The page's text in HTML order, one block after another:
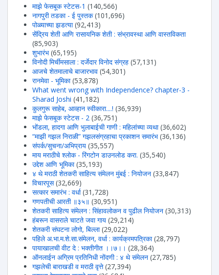
माझे फेसबूक स्टेटस-1 (140,566)
नागपुरी तडका - ई पुस्तक (101,696)
पोळ्याच्या झडत्या (92,413)
सेंद्रिय शेती आणि रासायनिक शेती : संभ्रावस्था आणि वास्तविकता
(85,903)
शुभारंभ (65,195)
विनोदी मिर्चीमसाला : दर्जेदार विनोद संग्रह (57,131)
आजचे शेतमालाचे बाजारभाव (54,301)
रानमेवा - भूमिका (53,878)
What went wrong with Independence? chapter-3 -
Sharad Joshi (41,182)
कुलगुरू साहेब, आव्हान स्वीकारा....! (36,939)
माझे फेसबूक स्टेटस - 2 (36,751)
भोंडला, हादगा आणि भुलाबाईची गाणी : महिलांच्या व्यथा (36,602)
“माझी गझल निराळी” गझलसंग्रहाचा प्रकाशन समारंभ (36,136)
संपर्क/सुचना/अभिप्राय (35,557)
माय मराठीचे श्लोक - रिंगटोन डाउनलोड करा. (35,540)
उद्देश आणि भूमिका (35,193)
४ थे मराठी शेतकरी साहित्य संमेलन मुंबई : नियोजन (33,847)
विचारपूस (32,669)
सत्कार समारंभ : वर्धा (31,728)
गणपतीची आरती ॥३५॥ (30,951)
शेतकरी साहित्य संमेलन : सिंहावलोकन व पुढील नियोजन (30,313)
हंबरून वासराले चाटते जवा गाय (29,214)
शेतकरी संघटना लोगो, बिल्ला (29,022)
पहिले अ.भा.म.शे.सा.संमेलन, वर्धा : कार्यक्रमपत्रिका (28,797)
पायाखालची वीट दे : भक्तीगीत ।।७।। (28,364)
ऑनलाईन अग्रिम प्रतिनिधी नोंदणी : ४ थे संमेलन (27,785)
गझलेची बाराखडी व मराठी वृत्ते (27,394)